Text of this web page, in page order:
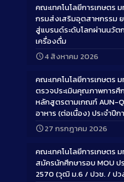
คณะเทคโนโลยีการเกษตร
กรมส่งเสริมอุตสาหกรรม
สู่แบรนด์ระดับโลกผ่านนวัต
เครื่องดื่ม
4 สิงหาคม 2026
คณะเทคโนโลยีการเกษตร
ตรวจประเมินคุณภาพการศึ
หลักสูตรตามเกณฑ์ AUN-
อาหาร (ต่อเนื่อง) ประจำปีก
27 กรกฎาคม 2026
คณะเทคโนโลยีการเกษตร
สมัครนักศึกษารอบ MOU ป
2570 (วุฒิ ม.6 / ปวช. / ปว